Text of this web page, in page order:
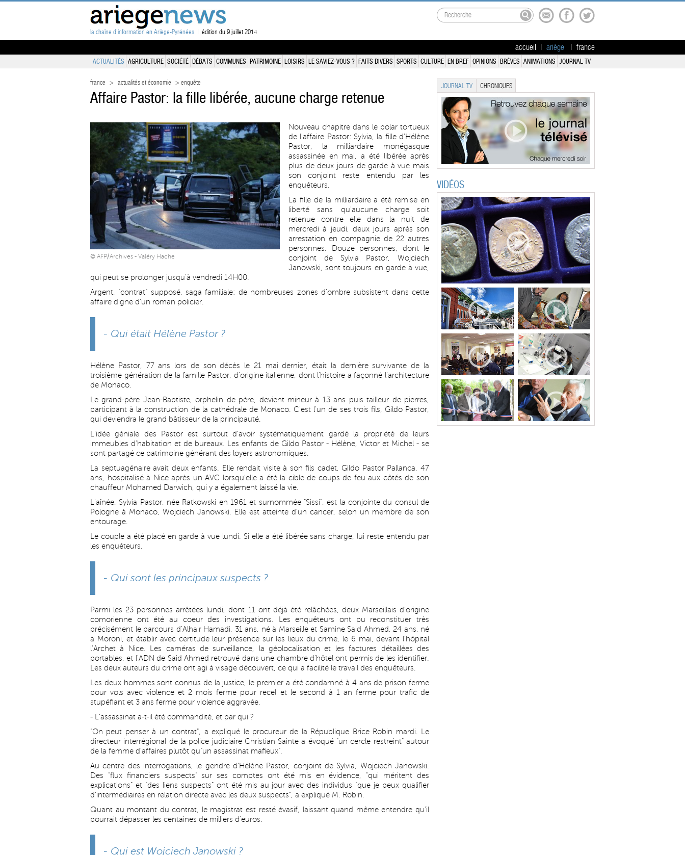
la chaîne d'information en Ariège-Pyrénées | édition du 9 juillet 2014
accueil ariège france
ACTUALITÉS AGRICULTURE SOCIÉTÉ DÉBATS COMMUNES PATRIMOINE LOISIRS LE SAVIEZ-VOUS ? FAITS DIVERS SPORTS CULTURE EN BREF OPINIONS BRÈVES ANIMATIONS JOURNAL TV
france > actualités et économie > enquête
Affaire Pastor: la fille libérée, aucune charge retenue
© AFP/Archives - Valéry Hache
Nouveau chapitre dans le polar tortueux
de l'affaire Pastor: Sylvia, la fille d'Hélène
Pastor, la milliardaire monégasque
assassinée en mai, a été libérée après
plus de deux jours de garde à vue mais
son conjoint reste entendu par les
enquêteurs.
La fille de la milliardaire a été remise en
liberté sans qu'aucune charge soit
retenue contre elle dans la nuit de
mercredi à jeudi, deux jours après son
arrestation en compagnie de 22 autres
personnes. Douze personnes, dont le
conjoint de Sylvia Pastor, Wojciech
Janowski, sont toujours en garde à vue,
qui peut se prolonger jusqu'à vendredi 14H00.
Argent, "contrat" supposé, saga familiale: de nombreuses zones d'ombre subsistent dans cette
affaire digne d'un roman policier.
- Qui était Hélène Pastor ?
Hélène Pastor, 77 ans lors de son décès le 21 mai dernier, était la dernière survivante de la
troisième génération de la famille Pastor, d'origine italienne, dont l'histoire a façonné l'architecture
de Monaco.
Le grand-père Jean-Baptiste, orphelin de père, devient mineur à 13 ans puis tailleur de pierres,
participant à la construction de la cathédrale de Monaco. C'est l'un de ses trois fils, Gildo Pastor,
qui deviendra le grand bâtisseur de la principauté.
L'idée géniale des Pastor est surtout d'avoir systématiquement gardé la propriété de leurs
immeubles d'habitation et de bureaux. Les enfants de Gildo Pastor - Hélène, Victor et Michel - se
sont partagé ce patrimoine générant des loyers astronomiques.
La septuagénaire avait deux enfants. Elle rendait visite à son fils cadet, Gildo Pastor Pallanca, 47
ans, hospitalisé à Nice après un AVC lorsqu'elle a été la cible de coups de feu aux côtés de son
chauffeur Mohamed Darwich, qui y a également laissé la vie.
L'aînée, Sylvia Pastor, née Ratkowski en 1961 et surnommée "Sissi", est la conjointe du consul de
Pologne à Monaco, Wojciech Janowski. Elle est atteinte d'un cancer, selon un membre de son
entourage.
Le couple a été placé en garde à vue lundi. Si elle a été libérée sans charge, lui reste entendu par
les enquêteurs.
- Qui sont les principaux suspects ?
Parmi les 23 personnes arrêtées lundi, dont 11 ont déjà été relâchées, deux Marseillais d'origine
comorienne ont été au coeur des investigations. Les enquêteurs ont pu reconstituer très
précisément le parcours d'Alhair Hamadi, 31 ans, né à Marseille et Samine Said Ahmed, 24 ans, né
à Moroni, et établir avec certitude leur présence sur les lieux du crime, le 6 mai, devant l'hôpital
l'Archet à Nice. Les caméras de surveillance, la géolocalisation et les factures détaillées des
portables, et l'ADN de Said Ahmed retrouvé dans une chambre d'hôtel ont permis de les identifier.
Les deux auteurs du crime ont agi à visage découvert, ce qui a facilité le travail des enquêteurs.
Les deux hommes sont connus de la justice, le premier a été condamné à 4 ans de prison ferme
pour vols avec violence et 2 mois ferme pour recel et le second à 1 an ferme pour trafic de
stupéfiant et 3 ans ferme pour violence aggravée.
- L'assassinat a-t-il été commandité, et par qui ?
"On peut penser à un contrat", a expliqué le procureur de la République Brice Robin mardi. Le
directeur interrégional de la police judiciaire Christian Sainte a évoqué "un cercle restreint" autour
de la femme d'affaires plutôt qu"un assassinat mafieux".
Au centre des interrogations, le gendre d'Hélène Pastor, conjoint de Sylvia, Wojciech Janowski.
Des "flux financiers suspects" sur ses comptes ont été mis en évidence, "qui méritent des
explications" et "des liens suspects" ont été mis au jour avec des individus "que je peux qualifier
d'intermédiaires en relation directe avec les deux suspects", a expliqué M. Robin.
Quant au montant du contrat, le magistrat est resté évasif, laissant quand même entendre qu'il
pourrait dépasser les centaines de milliers d'euros.
- Qui est Wojciech Janowski ?
JOURNAL TV CHRONIQUES
VIDÉOS